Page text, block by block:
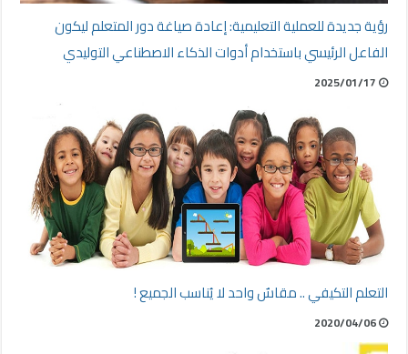
رؤية جديدة للعملية التعليمية: إعادة صياغة دور المتعلم ليكون
الفاعل الرئيسي باستخدام أدوات الذكاء الاصطناعي التوليدي
2025/01/17
التعلم التكيفي .. مقاسٌ واحد لا يُناسب الجميع !
2020/04/06